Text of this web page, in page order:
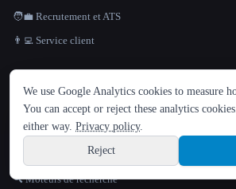
LANGUE
English español Français Русский
Hindi
🧑‍💼 Recrutement et ATS
👨‍💻 Service client
📊 Analyse des données
🎓 Assistant de recherche
🔍 Moteurs de recherche
We use Google Analytics cookies to measure
You can accept or reject these analytics
either way. Privacy policy.
Reject